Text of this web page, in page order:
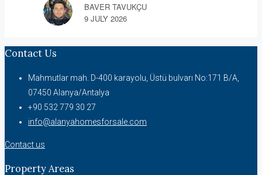
BAVER TAVUKÇU
9 JULY 2026
Contact Us
Mahmutlar mah. D-400 karayolu, Üstü bulvarı No:171 B/A,
07450 Alanya/Antalya
+90 532 779 30 27
info@alanyahomesforsale.com
Contact us
Property Areas